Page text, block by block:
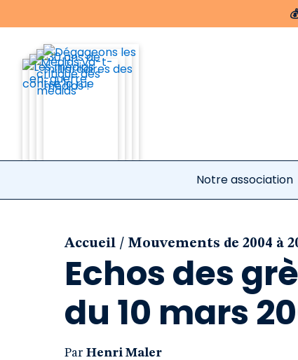
Notre association
Accueil / Mouvements de 2004 à
Echos des
du 10 mars
Par Henri Maler